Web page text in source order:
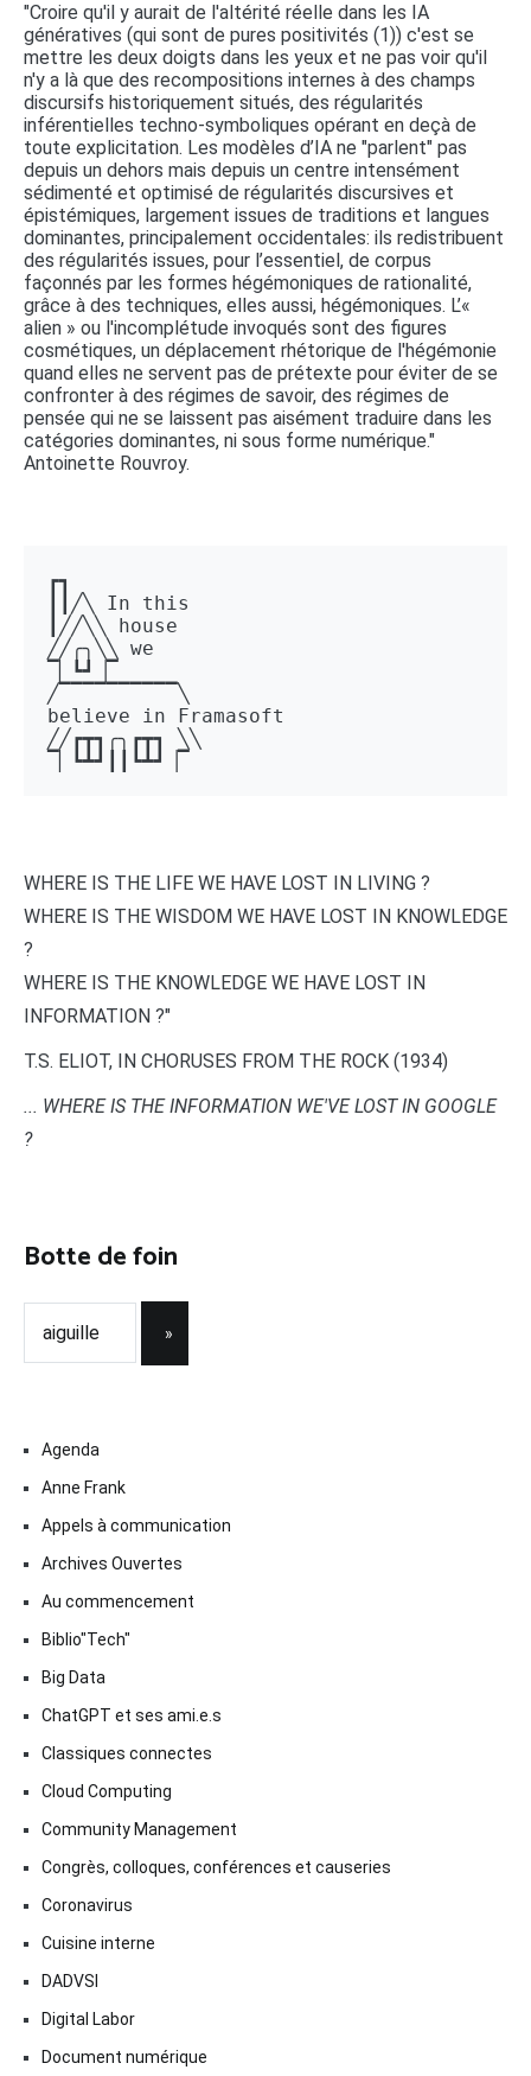
"Croire qu'il y aurait de l'altérité réelle dans les IA
génératives (qui sont de pures positivités (1)) c'est se
mettre les deux doigts dans les yeux et ne pas voir qu'il
n'y a là que des recompositions internes à des champs
discursifs historiquement situés, des régularités
inférentielles techno-symboliques opérant en deçà de
toute explicitation. Les modèles d’IA ne "parlent" pas
depuis un dehors mais depuis un centre intensément
sédimenté et optimisé de régularités discursives et
épistémiques, largement issues de traditions et langues
dominantes, principalement occidentales: ils redistribuent
des régularités issues, pour l’essentiel, de corpus
façonnés par les formes hégémoniques de rationalité,
grâce à des techniques, elles aussi, hégémoniques. L’«
alien » ou l'incomplétude invoqués sont des figures
cosmétiques, un déplacement rhétorique de l'hégémonie
quand elles ne servent pas de prétexte pour éviter de se
confronter à des régimes de savoir, des régimes de
pensée qui ne se laissent pas aisément traduire dans les
catégories dominantes, ni sous forme numérique."
Antoinette Rouvroy.
┏┓
┃┃╱╲ In this
┃╱╱╲╲ house
╱╱╭╮╲╲ we
▔▏┗┛▕▔
╱▔▔▔▔▔▔▔▔▔▔╲
believe in Framasoft
╱╱┏┳┓╭╮┏┳┓ ╲╲
▔▏┗┻┛┃┃┗┻┛▕▔
WHERE IS THE LIFE WE HAVE LOST IN LIVING ?
WHERE IS THE WISDOM WE HAVE LOST IN KNOWLEDGE
?
WHERE IS THE KNOWLEDGE WE HAVE LOST IN
INFORMATION ?"
T.S. ELIOT, IN CHORUSES FROM THE ROCK (1934)
... WHERE IS THE INFORMATION WE'VE LOST IN GOOGLE
?
Botte de foin
Agenda
Anne Frank
Appels à communication
Archives Ouvertes
Au commencement
Biblio"Tech"
Big Data
ChatGPT et ses ami.e.s
Classiques connectes
Cloud Computing
Community Management
Congrès, colloques, conférences et causeries
Coronavirus
Cuisine interne
DADVSI
Digital Labor
Document numérique